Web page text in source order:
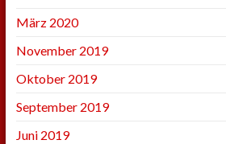
März 2020
November 2019
Oktober 2019
September 2019
Juni 2019